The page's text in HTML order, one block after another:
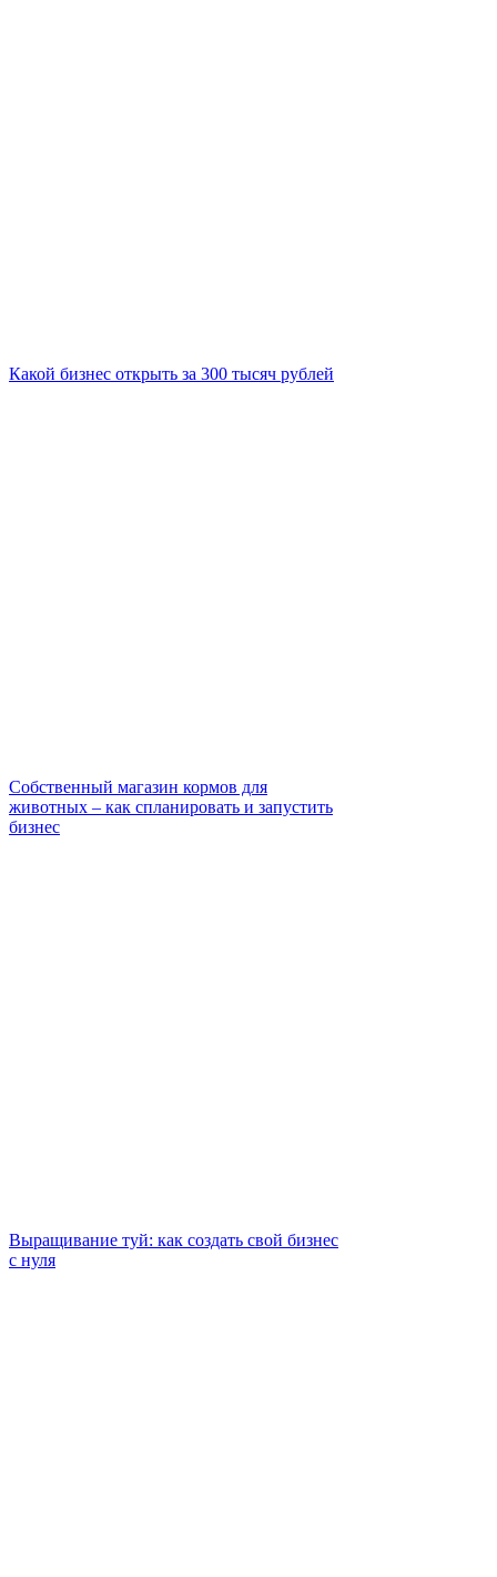
Какой бизнес открыть за 300 тысяч рублей
Собственный магазин кормов для
животных – как спланировать и запустить
бизнес
Выращивание туй: как создать свой бизнес
с нуля